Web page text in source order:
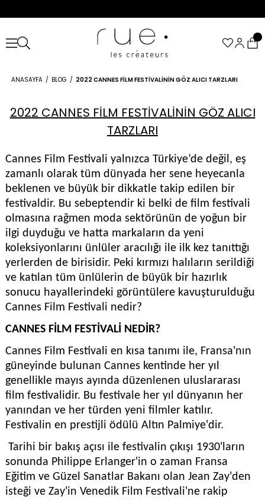
ANASAYFA BLOG 2022 CANNES FİLM FESTİVALİNİN GÖZ ALICI TARZLARI
2022 CANNES FİLM FESTİVALİNİN GÖZ ALICI
TARZLARI
Cannes Film Festivali yalnızca Türkiye’de değil, eş
zamanlı olarak tüm dünyada her sene heyecanla
beklenen ve büyük bir dikkatle takip edilen bir
festivaldir. Bu sebeptendir ki belki de film festivali
olmasına rağmen moda sektörünün de yoğun bir
ilgi duyduğu ve hatta markaların da yeni
koleksiyonlarını ünlüler aracılığı ile ilk kez tanıttığı
yerlerden de birisidir. Peki kırmızı halıların serildiği
ve katılan tüm ünlülerin de büyük bir hazırlık
sonucu hayallerindeki görüntülere kavuşturulduğu
Cannes Film Festivali nedir?
CANNES FİLM FESTİVALİ NEDİR?
Cannes Film Festivali en kısa tanımı ile, Fransa'nın
güneyinde bulunan Cannes kentinde her yıl
genellikle mayıs ayında düzenlenen uluslararası
film festivalidir. Bu festivale her yıl dünyanın her
yanından ve her türden yeni filmler katılır.
Festivalin en prestijli ödülü Altın Palmiye'dir.
Tarihi bir bakış açısı ile festivalin çıkışı 1930'ların
sonunda Philippe Erlanger'in o zaman Fransa
Eğitim ve Güzel Sanatlar Bakanı olan Jean Zay'den
isteği ve Zay'in Venedik Film Festivali'ne rakip